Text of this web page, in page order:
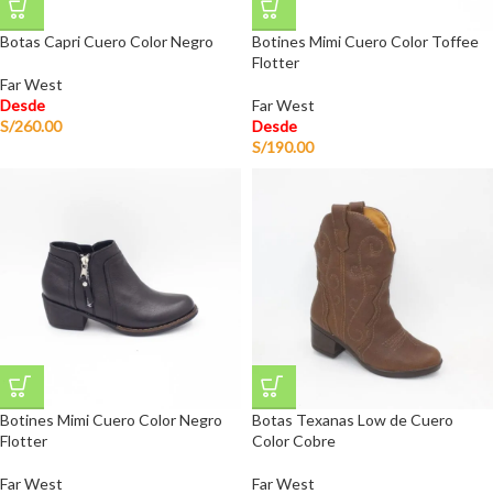
Botas Capri Cuero Color Negro
Far West
Desde
S/260.00
Botines Mimi Cuero Color Toffee
Flotter
Far West
Desde
S/190.00
Botines Mimi Cuero Color Negro
Flotter
Far West
Botas Texanas Low de Cuero
Color Cobre
Far West